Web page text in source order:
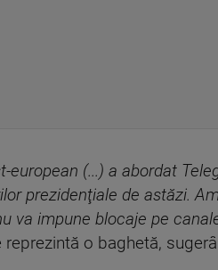
european (...) a abordat
prezidenţiale de astăzi.
va impune blocaje pe
o baghetă,